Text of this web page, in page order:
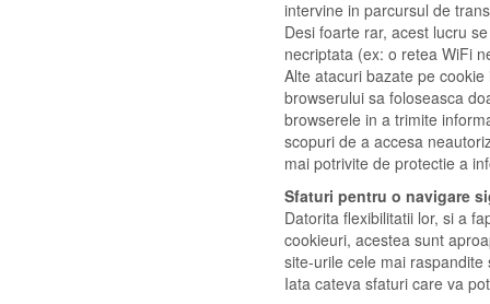
intervine in parcursul de
Desi foarte rar, acest lucru
necriptata (ex: o retea WiFi
Alte atacuri bazate pe
browserului sa foloseasca
browserele in a trimite
scopuri de a accesa
mai potrivite de protectie a
Sfaturi pentru o navigare
Datorita flexibilitatii lor, si a
cookieuri, acestea sunt
site-urile cele mai
Iata cateva sfaturi care va